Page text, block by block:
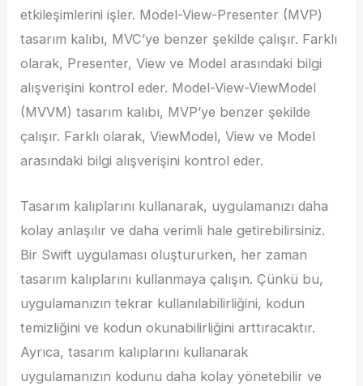
etkileşimlerini işler. Model-View-Presenter (MVP)
tasarım kalıbı, MVC’ye benzer şekilde çalışır. Farklı
olarak, Presenter, View ve Model arasındaki bilgi
alışverişini kontrol eder. Model-View-ViewModel
(MVVM) tasarım kalıbı, MVP’ye benzer şekilde
çalışır. Farklı olarak, ViewModel, View ve Model
arasındaki bilgi alışverişini kontrol eder.
Tasarım kalıplarını kullanarak, uygulamanızı daha
kolay anlaşılır ve daha verimli hale getirebilirsiniz.
Bir Swift uygulaması oluştururken, her zaman
tasarım kalıplarını kullanmaya çalışın. Çünkü bu,
uygulamanızın tekrar kullanılabilirliğini, kodun
temizliğini ve kodun okunabilirliğini arttıracaktır.
Ayrıca, tasarım kalıplarını kullanarak
uygulamanızın kodunu daha kolay yönetebilir ve